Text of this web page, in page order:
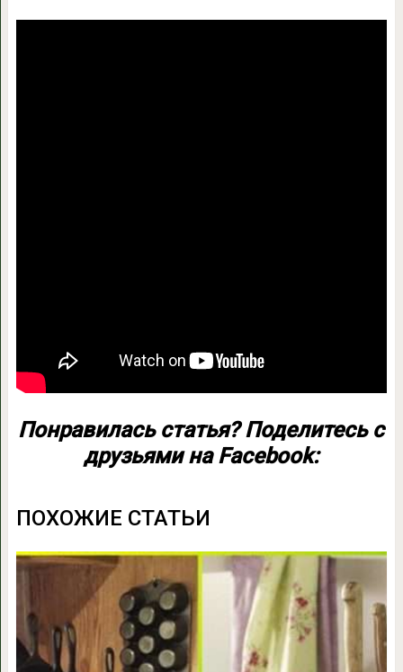
Понравилась статья? Поделитесь с
друзьями на Facebook:
ПОХОЖИЕ СТАТЬИ